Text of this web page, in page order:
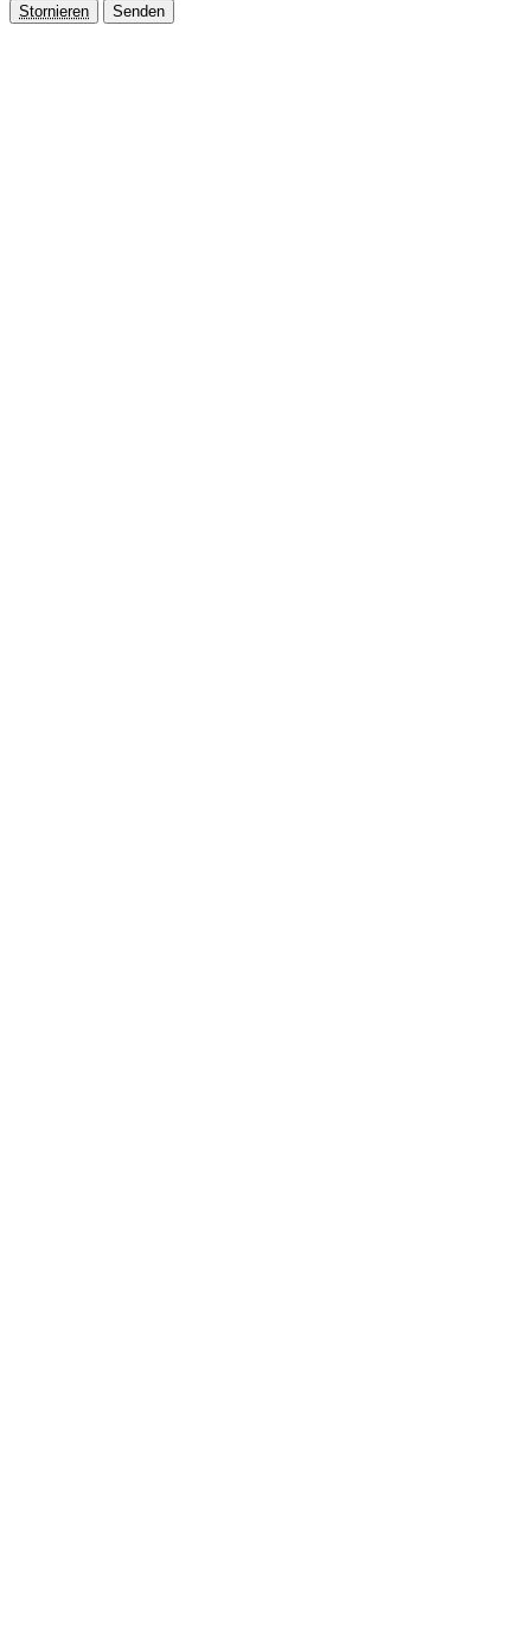
Stornieren Senden